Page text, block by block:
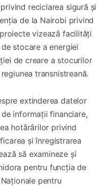
reciclarea sigură și
de la Nairobi privind
vizează facilități
stocare a energiei
de creare a stocurilor
transnistreană.
extinderea datelor
informații financiare,
hotărârilor privind
și înregistrarea
să examineze și
pentru funcția de
pentru